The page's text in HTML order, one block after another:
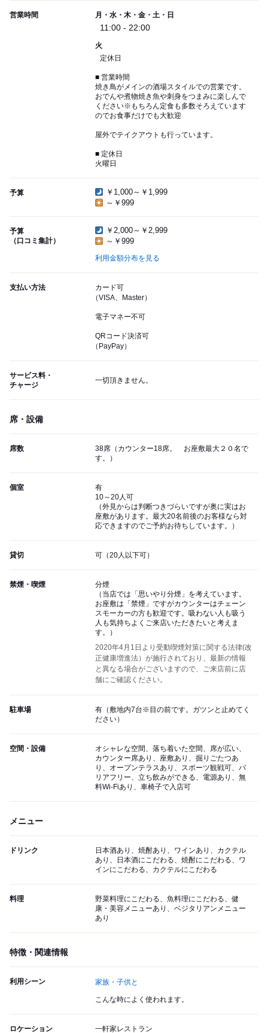
営業時間 月・水・木・金・土・日
11:00 - 22:00
火
定休日
■ 営業時間
焼き鳥がメインの酒場スタイルでの営業です。
おでんや煮物焼き魚や刺身をつまみに楽しんで
ください※もちろん定食も多数そろえています
のでお食事だけでも大歓迎
屋外でテイクアウトも行っています。
■ 定休日
火曜日
予算
￥1,000～￥1,999
～￥999
予算
（口コミ集計）
￥2,000～￥2,999
～￥999
利用金額分布を見る
支払い方法
カード可
（VISA、Master）
電子マネー不可
QRコード決済可
（PayPay）
サービス料・
チャージ
一切頂きません。
席・設備
席数
38席（カウンター18席。 お座敷最大２０名で
す。）
個室
有
10～20人可
（外見からは判断つきづらいですが奥に実はお
座敷があります。最大20名前後のお客様なら対
応できますのでご予約お待ちしています。）
貸切 可（20人以下可）
禁煙・喫煙
分煙
（当店では「思いやり分煙」を考えています。
お座敷は「禁煙」ですがカウンターはチェーン
スモーカーの方も歓迎です。吸わない人も吸う
人も気持ちよくご来店いただきたいと考えま
す。）
2020年4月1日より受動喫煙対策に関する法律(改
正健康増進法）が施行されており、最新の情報
と異なる場合がございますので、ご来店前に店
舗にご確認ください。
駐車場
有（敷地内7台※目の前です。ガツンと止めてく
ださい）
空間・設備
オシャレな空間、落ち着いた空間、席が広い、
カウンター席あり、座敷あり、掘りごたつあ
り、オープンテラスあり、スポーツ観戦可、バ
リアフリー、立ち飲みができる、電源あり、無
料Wi-Fiあり、車椅子で入店可
メニュー
ドリンク
日本酒あり、焼酎あり、ワインあり、カクテル
あり、日本酒にこだわる、焼酎にこだわる、ワ
インにこだわる、カクテルにこだわる
料理
野菜料理にこだわる、魚料理にこだわる、健
康・美容メニューあり、ベジタリアンメニュー
あり
特徴・関連情報
利用シーン 家族・子供と
こんな時によく使われます。
ロケーション 一軒家レストラン